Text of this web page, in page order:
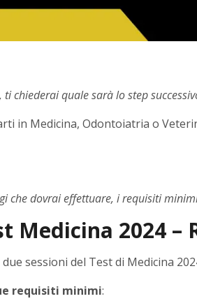
ti chiederai quale sarà lo step
in Medicina, Odontoiatria o
che dovrai effettuare, i requisiti
Medicina 2024
sessioni del Test di Medicina
requisiti minimi: